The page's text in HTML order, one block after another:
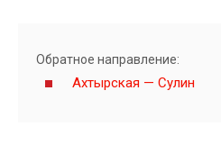
Обратное направление:
Ахтырская — Сулин